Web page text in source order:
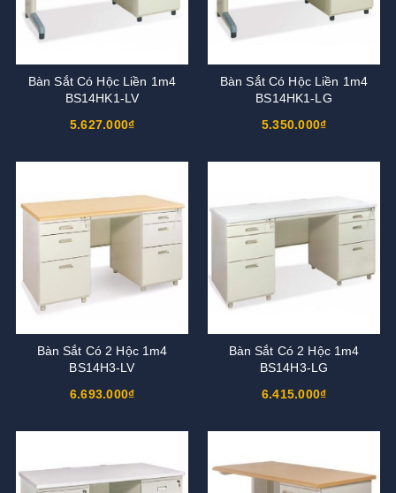
Bàn Sắt Có Hộc Liền 1m4
BS14HK1-LV
5.627.000₫
Bàn Sắt Có Hộc Liền 1m4
BS14HK1-LG
5.350.000₫
Bàn Sắt Có 2 Hộc 1m4
BS14H3-LV
6.693.000₫
Bàn Sắt Có 2 Hộc 1m4
BS14H3-LG
6.415.000₫